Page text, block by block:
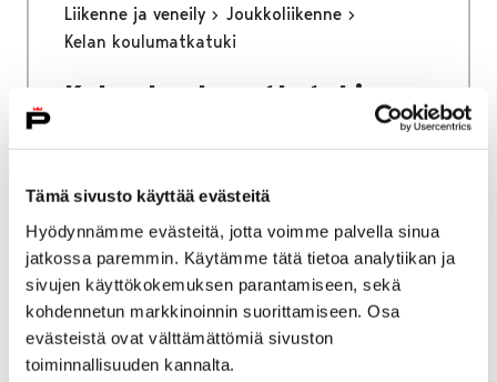
Tämä sivusto käyttää evästeitä
Hyödynnämme evästeitä, jotta voimme palvella sinua
jatkossa paremmin. Käytämme tätä tietoa analytiikan ja
sivujen käyttökokemuksen parantamiseen, sekä
kohdennetun markkinoinnin suorittamiseen. Osa
evästeistä ovat välttämättömiä sivuston
toiminnallisuuden kannalta.
Liikenne ja veneily
Joukkoliikenne
Kelan koulumatkatuki
Kelan koulumatkatuki
Koulumatkatuetut liput on tarkoitettu toisen
myöntämää koulumatkatukea.
Etusivu
Kasvatus ja koulutus
Perusopetus
Koulut ja palvelut